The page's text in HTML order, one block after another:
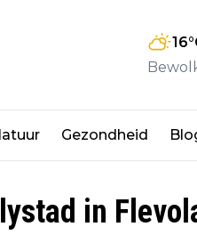
16
Gezondheid
in